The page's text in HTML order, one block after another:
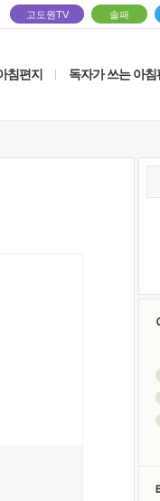
고도원TV 솔패
침편지 독자가 쓰는 아침